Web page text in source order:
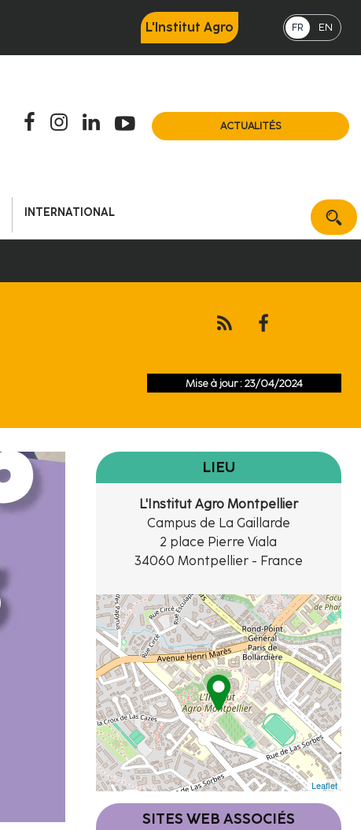
L'Institut Agro FR EN
ACTUALITÉS
INTERNATIONAL
Mise à jour : 23/04/2024
LIEU
L'Institut Agro Montpellier
Campus de La Gaillarde
2 place Pierre Viala
34060 Montpellier - France
Leaflet
SITES WEB ASSOCIÉS